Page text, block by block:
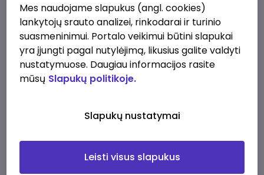
prieš 8 val.
IT sprendimų architektas (-ė) (Vilnius, LT)
JSC Lithuanian Railways
Mes naudojame slapukus (angl. cookies)
lankytojų srauto analizei, rinkodarai ir turinio
suasmeninimui. Portalo veikimui būtini slapukai
yra įjungti pagal nutylėjimą, likusius galite valdyti
nustatymuose. Daugiau informacijos rasite
mūsų Slapukų politikoje.
Slapukų nustatymai
Leisti visus slapukus